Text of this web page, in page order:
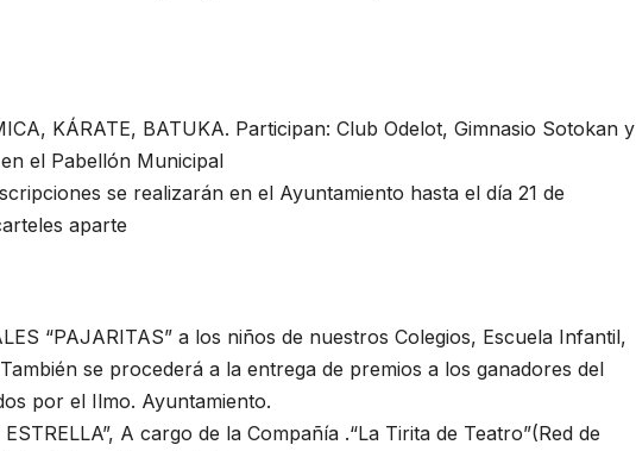
KÁRATE, BATUKA. Participan: Club Odelot, Gimnasio Sotokan y
el Pabellón Municipal
se realizarán en el Ayuntamiento hasta el día 21 de
aparte
“PAJARITAS” a los niños de nuestros Colegios, Escuela Infantil,
se procederá a la entrega de premios a los ganadores del
por el Ilmo. Ayuntamiento.
A cargo de la Compañía .“La Tirita de Teatro”(Red de